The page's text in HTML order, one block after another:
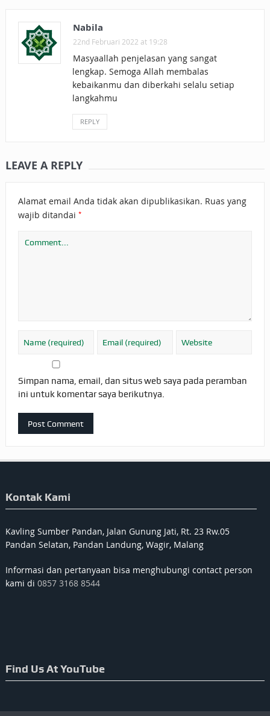
Nabila
22nd Februari 2022 at 19:28
Masyaallah penjelasan yang sangat
lengkap. Semoga Allah membalas
kebaikanmu dan diberkahi selalu setiap
langkahmu
REPLY
LEAVE A REPLY
Alamat email Anda tidak akan dipublikasikan. Ruas yang
wajib ditandai *
Simpan nama, email, dan situs web saya pada peramban
ini untuk komentar saya berikutnya.
Kontak Kami
Kavling Sumber Pandan, Jalan Gunung Jati, Rt. 23 Rw.05
Pandan Selatan, Pandan Landung, Wagir, Malang
Informasi dan pertanyaan bisa menghubungi contact person
kami di 0857 3168 8544
Find Us At YouTube